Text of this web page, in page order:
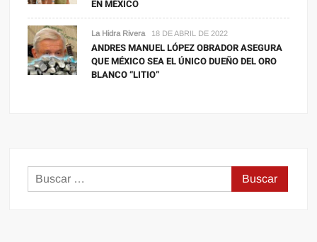
EN MÉXICO
La Hidra Rivera 18 DE ABRIL DE 2022
ANDRES MANUEL LÓPEZ OBRADOR ASEGURA
QUE MÉXICO SEA EL ÚNICO DUEÑO DEL ORO
BLANCO “LITIO”
Buscar: